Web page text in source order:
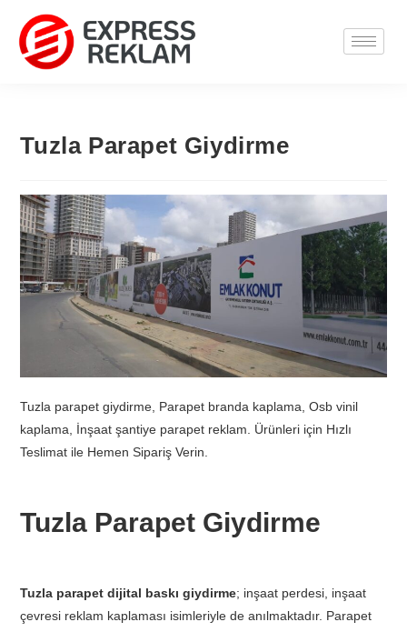
Tuzla Parapet Giydirme
Tuzla parapet giydirme, Parapet branda kaplama, Osb vinil
kaplama, İnşaat şantiye parapet reklam. Ürünleri için Hızlı
Teslimat ile Hemen Sipariş Verin.
Tuzla Parapet Giydirme
Tuzla parapet dijital baskı giydirme; inşaat perdesi, inşaat
çevresi reklam kaplaması isimleriyle de anılmaktadır. Parapet